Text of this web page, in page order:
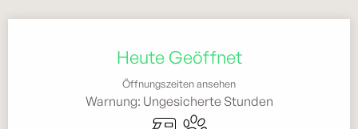
Heute Geöffnet
Öffnungszeiten ansehen
Warnung: Ungesicherte Stunden
Empfang von Wohnmobilen
Tiere erlaubt